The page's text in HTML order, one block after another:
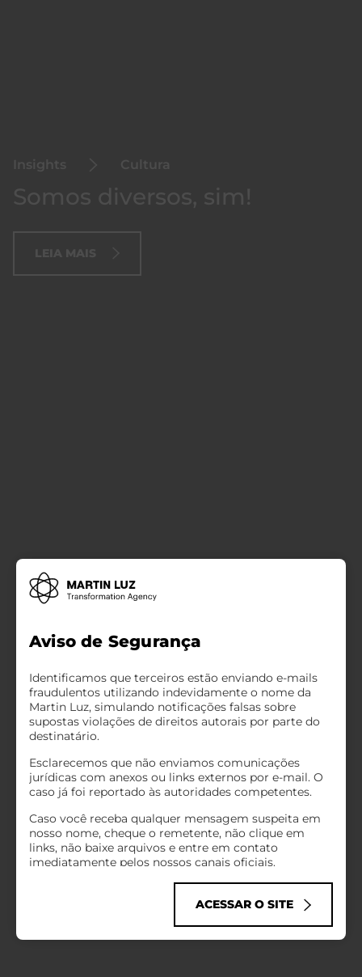
Aviso de Segurança
Identificamos que terceiros estão enviando e-mails
fraudulentos utilizando indevidamente o nome da
Martin Luz, simulando notificações falsas sobre
supostas violações de direitos autorais por parte do
destinatário.
Esclarecemos que não enviamos comunicações
jurídicas com anexos ou links externos por e-mail. O
caso já foi reportado às autoridades competentes.
Caso você receba qualquer mensagem suspeita em
nosso nome, cheque o remetente, não clique em
links, não baixe arquivos e entre em contato
imediatamente pelos nossos canais oficiais.
Infelizmente, golpes cibernéticos como esse têm se
tornado comuns no mundo todo, explorando o nome
ACESSAR O SITE